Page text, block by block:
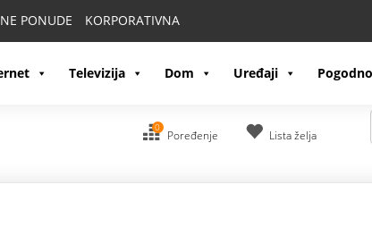
PONUDE KORPORATIVNA
Televizija Dom Uređaji
0
Poređenje Lista želja